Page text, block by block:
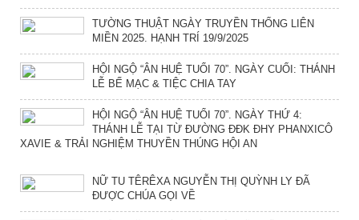
TƯỜNG THUẬT NGÀY TRUYỀN THỐNG LIÊN
MIỀN 2025. HẠNH TRÍ 19/9/2025
HỘI NGỘ “ÂN HUỆ TUỔI 70”. NGÀY CUỐI: THÁNH
LỄ BẾ MẠC & TIỆC CHIA TAY
HỘI NGỘ “ÂN HUỆ TUỔI 70”. NGÀY THỨ 4:
THÁNH LỄ TẠI TỪ ĐƯỜNG ĐĐK ĐHY PHANXICÔ
XAVIE & TRẢI NGHIỆM THUYỀN THÚNG HỘI AN
NỮ TU TÊRÊXA NGUYỄN THỊ QUỲNH LY ĐÃ
ĐƯỢC CHÚA GỌI VỀ